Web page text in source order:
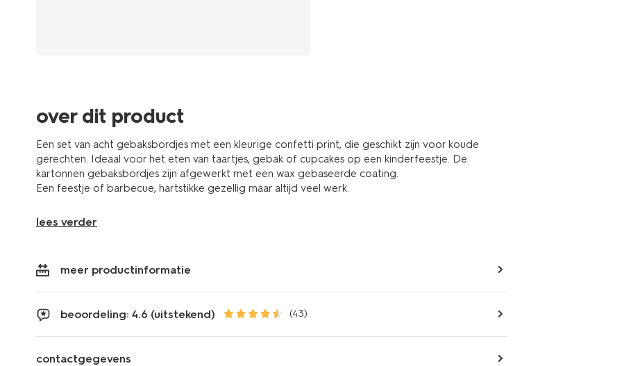
over dit product
Een set van acht gebaksbordjes met een kleurige confetti print, die geschikt zijn voor koude
gerechten. Ideaal voor het eten van taartjes, gebak of cupcakes op een kinderfeestje. De
kartonnen gebaksbordjes zijn afgewerkt met een wax gebaseerde coating.
Een feestje of barbecue, hartstikke gezellig maar altijd veel werk.
lees verder
meer productinformatie
beoordeling: 4.6 (uitstekend) (43)
contactgegevens